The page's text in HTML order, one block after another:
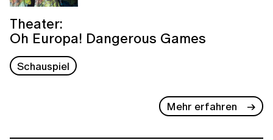
Theater:
Oh Europa! Dangerous Games
Schauspiel
Mehr erfahren